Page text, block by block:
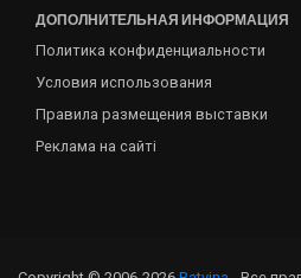
ДОПОЛНИТЕЛЬНАЯ ИНФОРМАЦИЯ
Политика конфиденциальности
Условия использования
Правила размещения выставки
Реклама на сайті